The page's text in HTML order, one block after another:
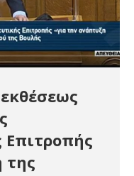
Επιτροπής
της